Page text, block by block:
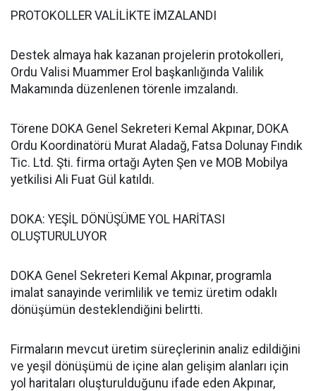
PROTOKOLLER VALİLİKTE İMZALANDI
Destek almaya hak kazanan projelerin protokolleri,
Ordu Valisi Muammer Erol başkanlığında Valilik
Makamında düzenlenen törenle imzalandı.
Törene DOKA Genel Sekreteri Kemal Akpınar, DOKA
Ordu Koordinatörü Murat Aladağ, Fatsa Dolunay Fındık
Tic. Ltd. Şti. firma ortağı Ayten Şen ve MOB Mobilya
yetkilisi Ali Fuat Gül katıldı.
DOKA: YEŞİL DÖNÜŞÜME YOL HARİTASI
OLUŞTURULUYOR
DOKA Genel Sekreteri Kemal Akpınar, programla
imalat sanayinde verimlilik ve temiz üretim odaklı
dönüşümün desteklendiğini belirtti.
Firmaların mevcut üretim süreçlerinin analiz edildiğini
ve yeşil dönüşümü de içine alan gelişim alanları için
yol haritaları oluşturulduğunu ifade eden Akpınar,